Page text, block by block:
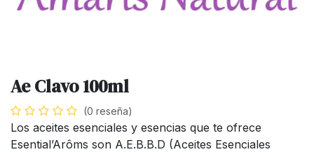
Ae Clavo 100ml
(0 reseña)
Los aceites esenciales y esencias que te ofrece
Esential’Arôms son A.E.B.B.D (Aceites Esenciales